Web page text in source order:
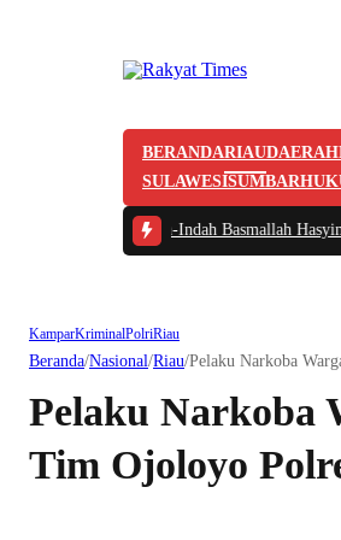
BERANDARIAUDAERAH
SULAWESISUMBAR
Kaligrafi Indah-Indah Basmallah Hasyim
KamparKriminalPolriRiau
Beranda/Nasional/Riau/Pelaku Narkoba
Pelaku Narkoba
Tim Ojoloyo